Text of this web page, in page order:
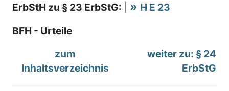
ErbStH zu § 23 ErbStG:
H E 23
BFH - Urteile
zum
Inhaltsverzeichnis
weiter zu: § 24
ErbStG